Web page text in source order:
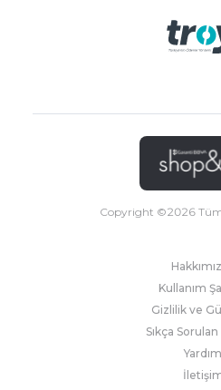
Copyright ©2026Tüm
Kullanım
Gizlilik ve
Sıkça
Yardım